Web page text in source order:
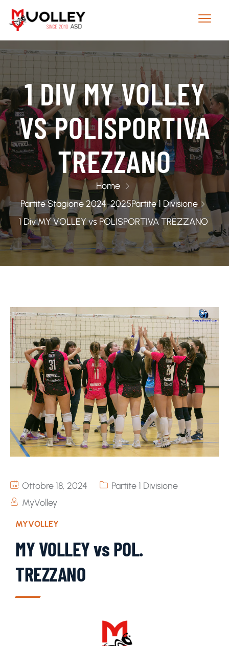
1 DIV MY VOLLEY
VS POLISPORTIVA
TREZZANO
Home
Partite Stagione 2024-2025Partite 1 Divisione
1 Div MY VOLLEY vs POLISPORTIVA TREZZANO
Ottobre 18, 2024
Partite 1 Divisione
MyVolley
MYVOLLEY
MY VOLLEY vs POL.
TREZZANO